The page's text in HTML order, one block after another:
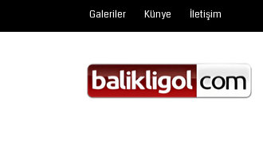
Galeriler Künye İletişim